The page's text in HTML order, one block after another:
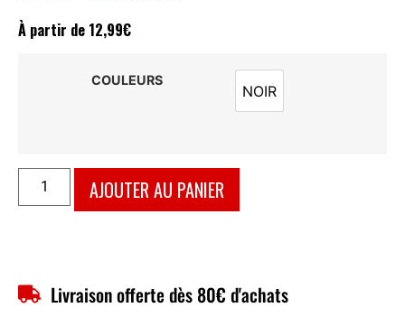
À partir de 12,99€
COULEURS
NOIR
NOIR
AJOUTER AU PANIER
Livraison offerte dès 80€ d'achats